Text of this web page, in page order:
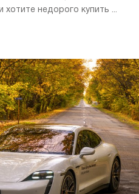
недорого купить ...